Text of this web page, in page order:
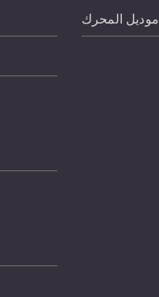
موديل المحرك